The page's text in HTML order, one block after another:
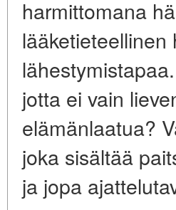
harmittomana
jotta ei vain
elämänlaatua?
joka sisältää
ja jopa